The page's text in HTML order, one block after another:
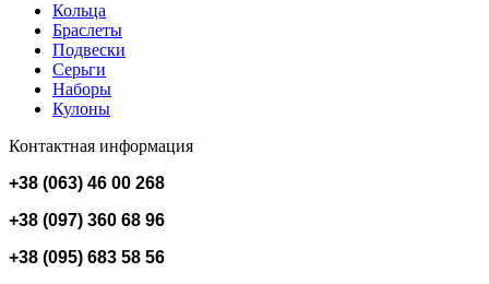
Кольца
Браслеты
Подвески
Серьги
Наборы
Кулоны
Контактная информация
+38 (063) 46 00 268
+38 (097) 360 68 96
+38 (095) 683 58 56